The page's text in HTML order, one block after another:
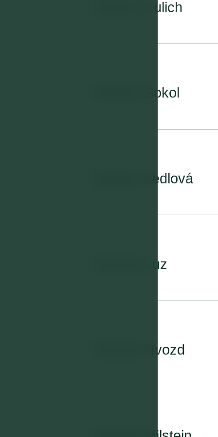
Zimmer Kulich
Zimmer Sokol
Zimmer Jedlová
Zimmer Luz
Zimmer Hvozd